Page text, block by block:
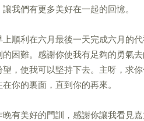
我們有更多美好在一起的回憶。
順利在六月最後一天完成六月的
困難。感謝你使我有足夠的勇氣
，使我可以堅持下去。主呀，求
你的裏面，直到你的再來。
有美好的門訓，感謝你讓我看見